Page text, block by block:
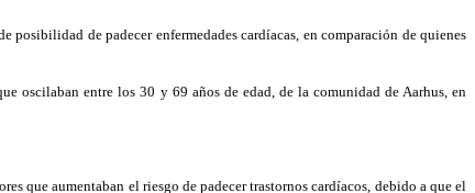
de padecer enfermedades cardíacas, en comparación de quienes
entre los 30 y 69 años de edad, de la comunidad de Aarhus, en
que aumentaban el riesgo de padecer trastornos cardíacos, debido a que el